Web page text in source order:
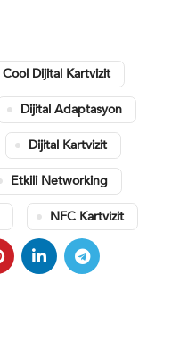
Cool Dijital Kartvizit
Dijital Adaptasyon
Dijital Kartvizit
Etkili Networking
NFC Kartvizit